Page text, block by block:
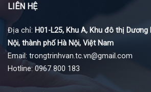
LIÊN HỆ
Địa chỉ: H01-L25, Khu A, Khu đô thị Dương
Nội, thành phố Hà Nội, Việt Nam
Email: trongtrinhvan.tc.vn@gmail.com
Hotline: 0967 800 183